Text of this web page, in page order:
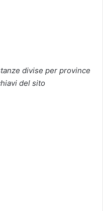
divise per province
del sito